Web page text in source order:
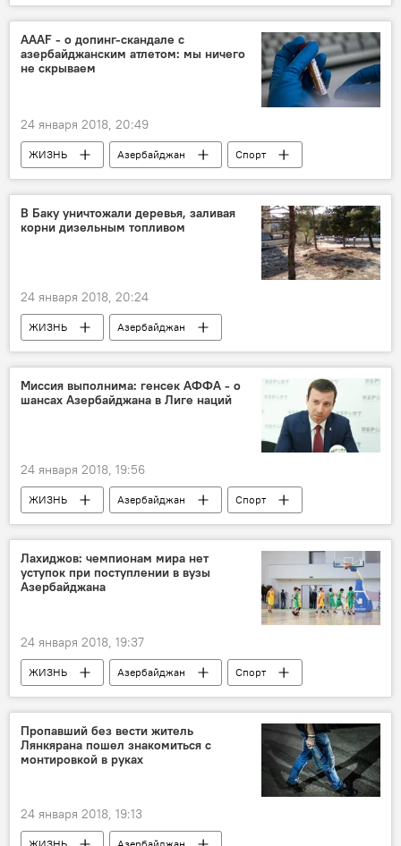
Генпрокуратура АР
AAAF - о допинг-скандале с
азербайджанским атлетом: мы ничего
не скрываем
24 января 2018, 20:49
ЖИЗНЬ Азербайджан
Спорт
Новости
Ровшан Фатуллаев
AAAF
Национальное антидопинговое агентство Азербайджана (AMADA)
Допинг
В Баку уничтожали деревья, заливая
корни дизельным топливом
24 января 2018, 20:24
ЖИЗНЬ
Азербайджан
Происшествия
Новости
Баку
Министерство экологии и природных ресурсов АР
уничтожение деревьев
Миссия выполнима: генсек АФФА - о
шансах Азербайджана в Лиге наций
24 января 2018, 19:56
ЖИЗНЬ Азербайджан
Спорт
Новости
Лига наций
Эльхан Мамедов
Гурбан Гурбанов
АФФА
УЕФА
Лига наций УЕФА
Лахиджов: чемпионам мира нет
уступок при поступлении в вузы
Азербайджана
24 января 2018, 19:37
ЖИЗНЬ Азербайджан
Спорт
Новости
Натиг Лахиджов
Республиканский спортивный центр образования
Министерство образования АР
молодежь
Пропавший без вести житель
Лянкярана пошел знакомиться с
монтировкой в руках
24 января 2018, 19:13